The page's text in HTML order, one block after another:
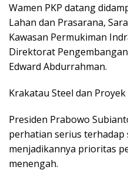
Wamen PKP datang
Lahan dan Prasarana,
Kawasan Permukiman
Direktorat
Edward Abdurrahman.
Krakatau Steel dan Proyek
Presiden Prabowo
perhatian serius
menjadikannya prioritas
menengah.